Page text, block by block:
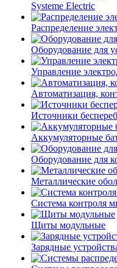
Systeme Electric
Распределение
Оборудование для
Управление
Автоматизация,
Источники
Аккумуляторные
Оборудование для
Металлические
Система контроля
Щиты модульные
Зарядные